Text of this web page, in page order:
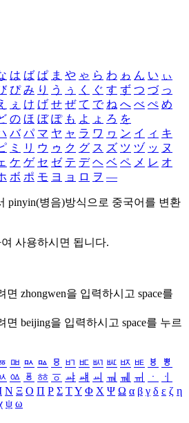
は ば ぱ ま や ゃ ら わ ゎ ん い ぃ
ぴ み り う ぅ く ぐ す ず つ づ っ
ぇ け げ せ ぜ て で ね へ べ ぺ め
の ほ ぼ ぽ も よ ょ ろ を
バ パ マ ヤ ャ ラ ワ ヮ ン イ ィ キ
ミ リ ウ ゥ ク グ ス ズ ツ ヅ ッ ヌ
ケ ゲ セ ゼ テ デ ヘ ベ ペ メ レ オ
ボ ポ モ ヨ ョ ロ ヲ ―
pinyin(병음)방식으로 중국어를 변환
사용하시면 됩니다.
면 zhongwen을 입력하시고 space를
면 beijing을 입력하시고 space를 누르
ㅮ ㅯ ㅰ ㅱ ㅲ ㅳ ㅴ ㅵ ㅶ ㅷ ㅸ
ㅹ
ㆃ ㆄ ㆅ ㆆ ㆇ ㆈ ㆉ ㆊ ㆋ ㆌ ㆍ
ㆎ
Ν Ξ Ο Π Ρ Σ ΤΥ Φ Χ Ψ Ω α β γ δ ε ζ η
ψ ω